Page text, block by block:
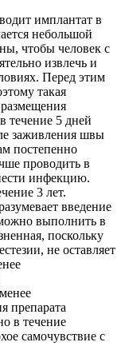
имплантат в
небольшой
чтобы человек с
извлечь и
Перед этим
такая
течение 5 дней
заживления швы
постепенно
проводить в
инфекцию.
3 лет.
введение
выполнить в
поскольку
не оставляет
препарата
в течение
самочувствие с